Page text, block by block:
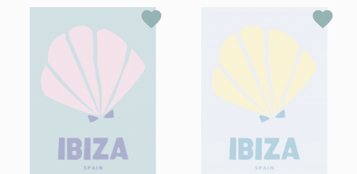
favorite favorite